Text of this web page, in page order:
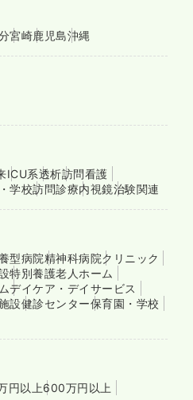
宮崎鹿児島沖縄
ICU系透析訪問看護
学校訪問診療内視鏡治験関連
型病院精神科病院クリニック
特別養護老人ホーム
デイケア・デイサービス
設健診センター保育園・学校
円以上600万円以上